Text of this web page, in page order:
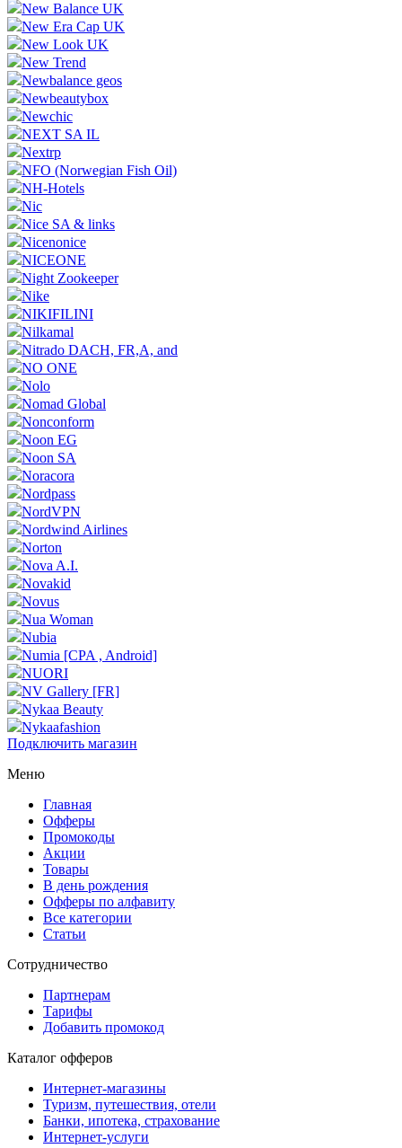
New Balance UK
New Era Cap UK
New Look UK
New Trend
Newbalance geos
Newbeautybox
Newchic
NEXT SA IL
Nextrp
NFO (Norwegian Fish Oil)
NH-Hotels
Nic
Nice SA & links
Nicenonice
NICEONE
Night Zookeeper
Nike
NIKIFILINI
Nilkamal
Nitrado DACH, FR,A, and
NO ONE
Nolo
Nomad Global
Nonconform
Noon EG
Noon SA
Noracora
Nordpass
NordVPN
Nordwind Airlines
Norton
Nova A.I.
Novakid
Novus
Nua Woman
Nubia
Numia [CPA , Android]
NUORI
NV Gallery [FR]
Nykaa Beauty
Nykaafashion
Подключить магазин
Меню
Главная
Офферы
Промокоды
Акции
Товары
В день рождения
Офферы по алфавиту
Все категории
Статьи
Сотрудничество
Партнерам
Тарифы
Добавить промокод
Каталог офферов
Интернет-магазины
Туризм, путешествия, отели
Банки, ипотека, страхование
Интернет-услуги